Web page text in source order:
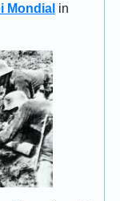
Mondial in